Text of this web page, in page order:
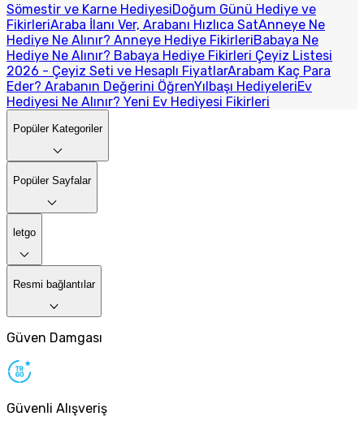
Sömestir ve Karne HediyesiDoğum Günü Hediye ve
FikirleriAraba İlanı Ver, Arabanı Hızlıca SatAnneye Ne
Hediye Ne Alınır? Anneye Hediye FikirleriBabaya Ne
Hediye Ne Alınır? Babaya Hediye Fikirleri Çeyiz Listesi
2026 - Çeyiz Seti ve Hesaplı FiyatlarArabam Kaç Para
Eder? Arabanın Değerini ÖğrenYılbaşı HediyeleriEv
Hediyesi Ne Alınır? Yeni Ev Hediyesi Fikirleri
Popüler Kategoriler
Popüler Sayfalar
letgo
Resmi bağlantılar
Güven Damgası
Güvenli Alışveriş